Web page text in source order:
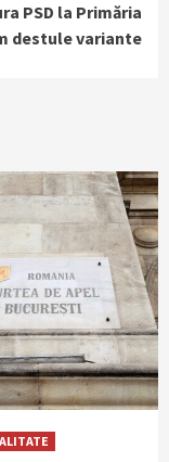
PSD la Primăria
destule variante